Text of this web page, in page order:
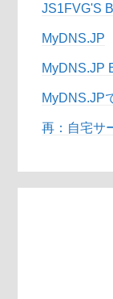
JS1FVG'S
MyDNS.JP
MyDNS.JP
MyDNS.JP
再：自宅サ